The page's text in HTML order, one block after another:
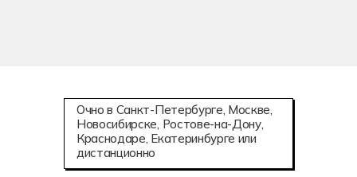
Очно в Санкт-Петербурге, Москве,
Новосибирске, Ростове-на-Дону,
Краснодаре, Екатеринбурге или
дистанционно